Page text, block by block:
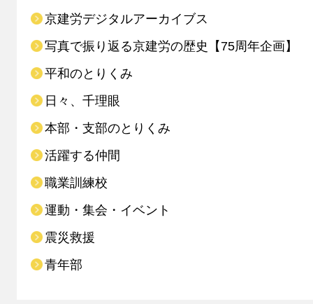
京建労デジタルアーカイブス
写真で振り返る京建労の歴史【75周年企画】
平和のとりくみ
日々、千理眼
本部・支部のとりくみ
活躍する仲間
職業訓練校
運動・集会・イベント
震災救援
青年部